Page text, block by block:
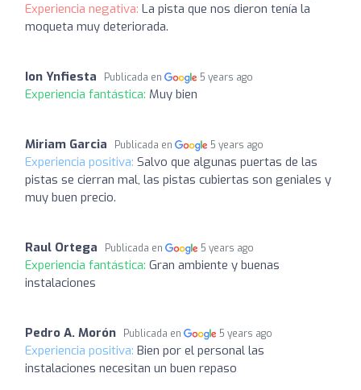
Experiencia negativa: La pista que nos dieron tenía la
moqueta muy deteriorada.
Ion Ynfiesta Publicada en 5 years ago
Experiencia fantástica: Muy bien
Miriam Garcia Publicada en 5 years ago
Experiencia positiva: Salvo que algunas puertas de las
pistas se cierran mal, las pistas cubiertas son geniales y
muy buen precio.
Raul Ortega Publicada en 5 years ago
Experiencia fantástica: Gran ambiente y buenas
instalaciones
Pedro A. Morón Publicada en 5 years ago
Experiencia positiva: Bien por el personal las
instalaciones necesitan un buen repaso